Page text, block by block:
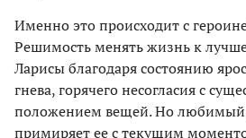
Именно это происходит с
Решимость менять жизнь к
Ларисы благодаря состоянию
гнева, горячего несогласия с
положением вещей. Но любимый
примиряет ее с текущим